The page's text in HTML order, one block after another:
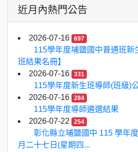
近月內熱門公告
2026-07-16 697
115學年度埔鹽國中普通班新
班結果名冊】
2026-07-16
331
115學年度新生班導師(班級)
2026-07-16
284
115學年度導師遴選結果
2026-07-22
254
彰化縣立埔鹽國中 115 學年
月二十七日(星期四...